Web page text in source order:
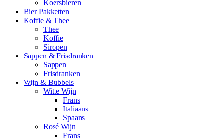
Koersbieren
Bier Pakketten
Koffie & Thee
Thee
Koffie
Siropen
Sappen & Frisdranken
Sappen
Frisdranken
Wijn & Bubbels
Witte Wijn
Frans
Italiaans
Spaans
Rosé Wijn
Frans